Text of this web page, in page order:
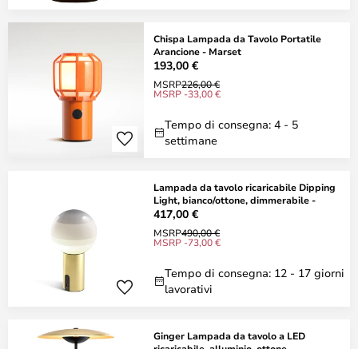
Chispa Lampada da Tavolo Portatile
Arancione - Marset
193,00 €
MSRP226,00 €
MSRP -33,00 €
Tempo di consegna: 4 - 5
settimane
Lampada da tavolo ricaricabile Dipping
Light, bianco/ottone, dimmerabile -
417,00 €
MSRP490,00 €
MSRP -73,00 €
Tempo di consegna: 12 - 17 giorni
lavorativi
Ginger Lampada da tavolo a LED